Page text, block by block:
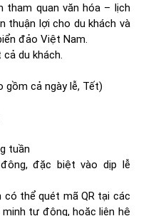
tham quan văn hóa – lịch
thuận lợi cho du khách và
đảo Việt Nam.
du khách.
gồm cả ngày lễ, Tết)
tuần
đặc biệt vào dịp lễ
có thể quét mã QR tại các
tự động, hoặc liên hệ